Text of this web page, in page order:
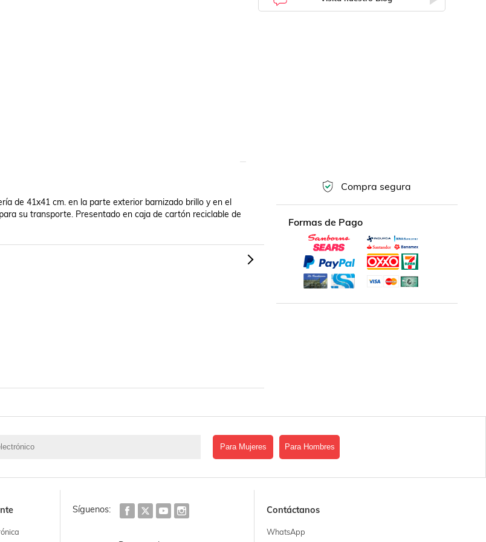
de 41x41 cm. en la parte exterior barnizado brillo y en el
su transporte. Presentado en caja de cartón reciclable de
Compra segura
Formas de Pago
Para Mujeres Para Hombres
Síguenos: Contáctanos
WhatsApp